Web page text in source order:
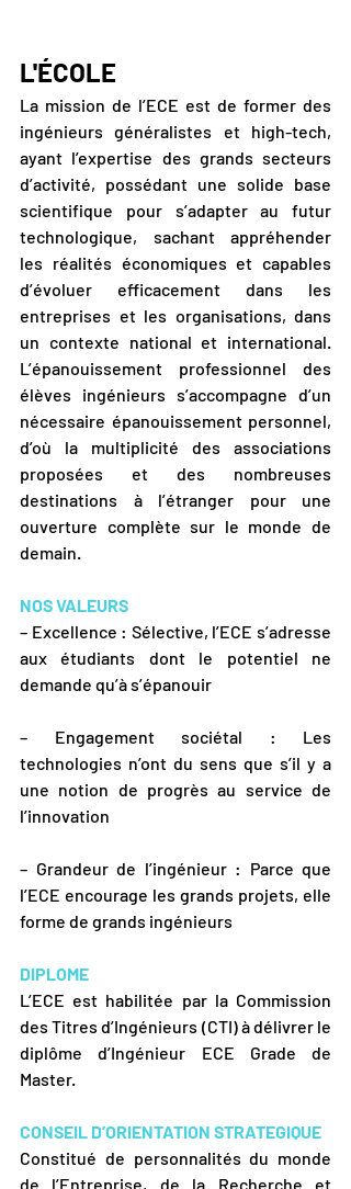
L'ÉCOLE
La mission de l’ECE est de former des
ingénieurs généralistes et high-tech,
ayant l’expertise des grands secteurs
d’activité, possédant une solide base
scientifique pour s’adapter au futur
technologique, sachant appréhender
les réalités économiques et capables
d’évoluer efficacement dans les
entreprises et les organisations, dans
un contexte national et international.
L’épanouissement professionnel des
élèves ingénieurs s’accompagne d’un
nécessaire épanouissement personnel,
d’où la multiplicité des associations
proposées et des nombreuses
destinations à l’étranger pour une
ouverture complète sur le monde de
demain.
NOS VALEURS
– Excellence : Sélective, l’ECE s’adresse
aux étudiants dont le potentiel ne
demande qu’à s’épanouir
– Engagement sociétal : Les
technologies n’ont du sens que s’il y a
une notion de progrès au service de
l’innovation
– Grandeur de l’ingénieur : Parce que
l’ECE encourage les grands projets, elle
forme de grands ingénieurs
DIPLOME
L’ECE est habilitée par la Commission
des Titres d’Ingénieurs (CTI) à délivrer le
diplôme d’Ingénieur ECE Grade de
Master.
CONSEIL D’ORIENTATION STRATEGIQUE
Constitué de personnalités du monde
de l’Entreprise, de la Recherche et